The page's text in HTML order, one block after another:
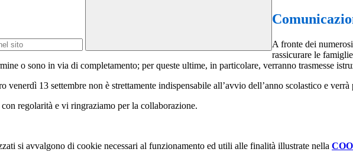
A fronte dei
rassicurare le
o sono in via di completamento; per queste ultime, in particolare, verranno trasmesse
13 settembre non è strettamente indispensabile all’avvio dell’anno scolastico e
regolarità e vi ringraziamo per la collaborazione.
si avvalgono di cookie necessari al funzionamento ed utili alle finalità illustrate nella